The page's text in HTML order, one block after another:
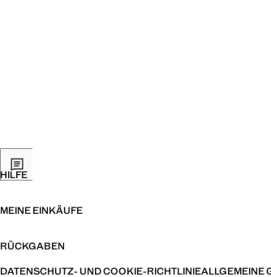
HILFE
MEINE EINKÄUFE
RÜCKGABEN
DATENSCHUTZ- UND COOKIE-RICHTLINIEALLGEMEINE